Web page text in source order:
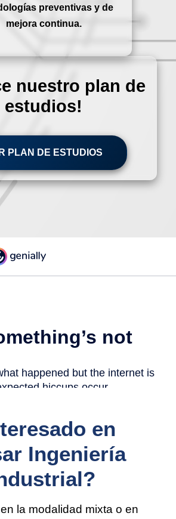
preventivas y de
mejora continua.
nuestro plan de
estudios!
PLAN DE ESTUDIOS
en
Ingeniería
la modalidad mixta o en